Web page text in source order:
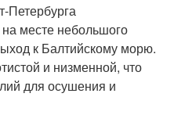
Петербурга
месте небольшого
к Балтийскому морю.
и низменной, что
для осушения и